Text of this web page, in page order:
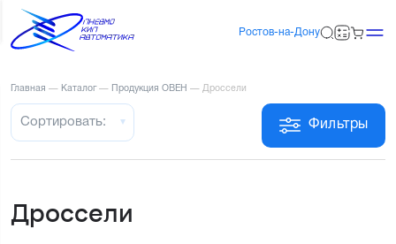
Ростов-на-Дону
Главная — Каталог — Продукция ОВЕН — Дроссели
Фильтры
Сортировать:
Дроссели